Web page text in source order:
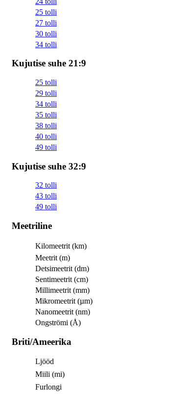
25 tolli
27 tolli
30 tolli
34 tolli
Kujutise suhe 21:9
25 tolli
29 tolli
34 tolli
35 tolli
38 tolli
40 tolli
49 tolli
Kujutise suhe 32:9
32 tolli
43 tolli
49 tolli
Meetriline
Kilomeetrit (km)
Meetrit (m)
Detsimeetrit (dm)
Sentimeetrit (cm)
Millimeetrit (mm)
Mikromeetrit (µm)
Nanomeetrit (nm)
Ongströmi (Å)
Briti/Ameerika
Ljööd
Miili (mi)
Furlongi